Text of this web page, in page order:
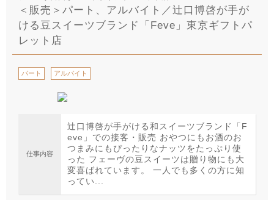
＜販売＞パート、アルバイト／辻口博啓が手が
ける豆スイーツブランド「Feve」東京ギフトパ
レット店
パート アルバイト
仕事内容
辻口博啓が手がける和スイーツブランド「F
eve」での接客・販売 おやつにもお酒のお
つまみにもぴったりなナッツをたっぷり使
った フェーヴの豆スイーツは贈り物にも大
変喜ばれています。 一人でも多くの方に知
ってい...